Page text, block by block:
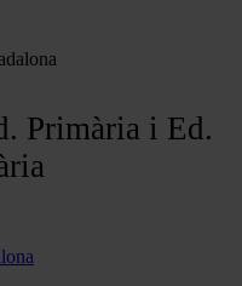
Primària i Ed.